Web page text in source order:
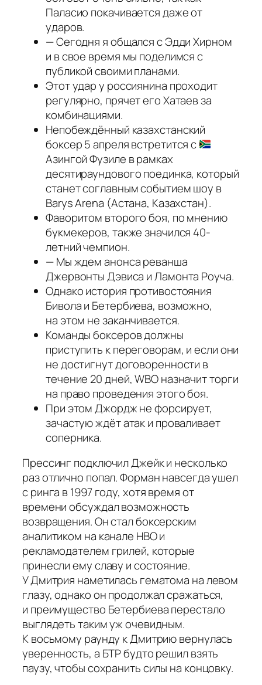
Паласио покачивается даже от
ударов.
— Сегодня я общался с Эдди Хирном
и в свое время мы поделимся с
публикой своими планами.
Этот удар у россиянина проходит
регулярно, прячет его Хатаев за
комбинациями.
Непобеждённый казахстанский
боксер 5 апреля встретится с
Азингой Фузиле в рамках
десятираундового поединка, который
станет соглавным событием шоу в
Barys Arena (Астана, Казахстан).
Фаворитом второго боя, по мнению
букмекеров, также значился 40-
летний чемпион.
— Мы ждем анонса реванша
Джервонты Дэвиса и Ламонта Роуча.
Однако история противостояния
Бивола и Бетербиева, возможно,
на этом не заканчивается.
Команды боксеров должны
приступить к переговорам, и если они
не достигнут договоренности в
течение 20 дней, WBO назначит торги
на право проведения этого боя.
При этом Джордж не форсирует,
зачастую ждёт атак и проваливает
соперника.
Прессинг подключил Джейк и несколько
раз отлично попал. Форман навсегда ушел
с ринга в 1997 году, хотя время от
времени обсуждал возможность
возвращения. Он стал боксерским
аналитиком на канале HBO и
рекламодателем грилей, которые
принесли ему славу и состояние.
У Дмитрия наметилась гематома на левом
глазу, однако он продолжал сражаться,
и преимущество Бетербиева перестало
выглядеть таким уж очевидным.
К восьмому раунду к Дмитрию вернулась
уверенность, а БТР будто решил взять
паузу, чтобы сохранить силы на концовку.